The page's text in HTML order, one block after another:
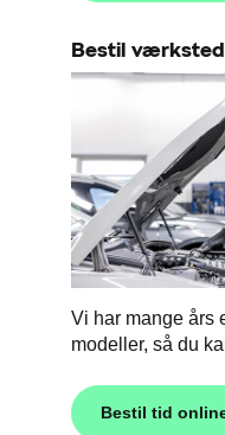
Bestil
Vi har mange års
modeller, så du
Bestil tid